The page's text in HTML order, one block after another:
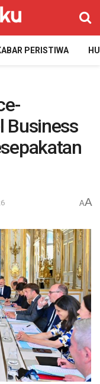
PERISTIWA
Business
AA